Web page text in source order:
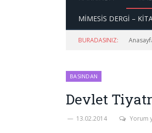
MİMESİS DERGİ –
BURADASINIZ:
BASINDAN
Devlet
13.02.2014 Yorum